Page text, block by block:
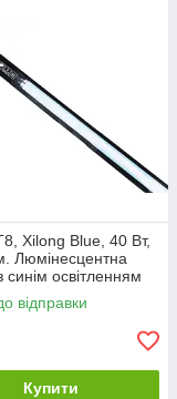
Xilong Blue, 40 Вт,
Люмінесцентна
синім освітленням
відправки
Купити